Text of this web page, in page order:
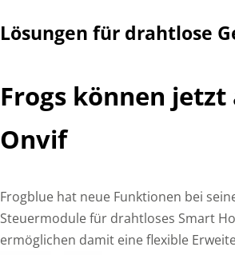
Lösungen für drahtlose
Frogs können
Onvif
Frogblue hat neue Funktionen bei
Steuermodule für drahtloses Smart
ermöglichen damit eine flexible